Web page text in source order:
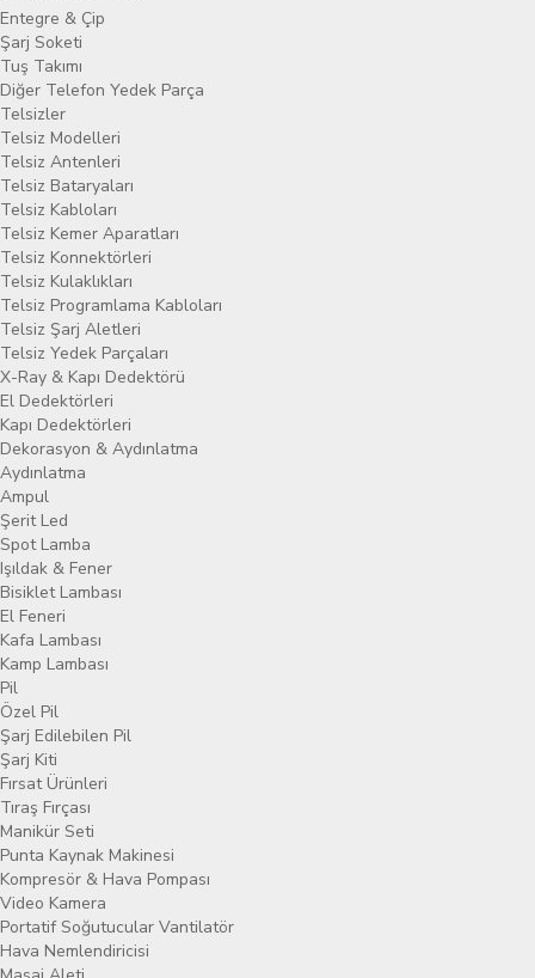
Entegre & Çip
Şarj Soketi
Tuş Takımı
Diğer Telefon Yedek Parça
Telsizler
Telsiz Modelleri
Telsiz Antenleri
Telsiz Bataryaları
Telsiz Kabloları
Telsiz Kemer Aparatları
Telsiz Konnektörleri
Telsiz Kulaklıkları
Telsiz Programlama Kabloları
Telsiz Şarj Aletleri
Telsiz Yedek Parçaları
X-Ray & Kapı Dedektörü
El Dedektörleri
Kapı Dedektörleri
Dekorasyon & Aydınlatma
Aydınlatma
Ampul
Şerit Led
Spot Lamba
Işıldak & Fener
Bisiklet Lambası
El Feneri
Kafa Lambası
Kamp Lambası
Pil
Özel Pil
Şarj Edilebilen Pil
Şarj Kiti
Fırsat Ürünleri
Tıraş Fırçası
Manikür Seti
Punta Kaynak Makinesi
Kompresör & Hava Pompası
Video Kamera
Portatif Soğutucular Vantilatör
Hava Nemlendiricisi